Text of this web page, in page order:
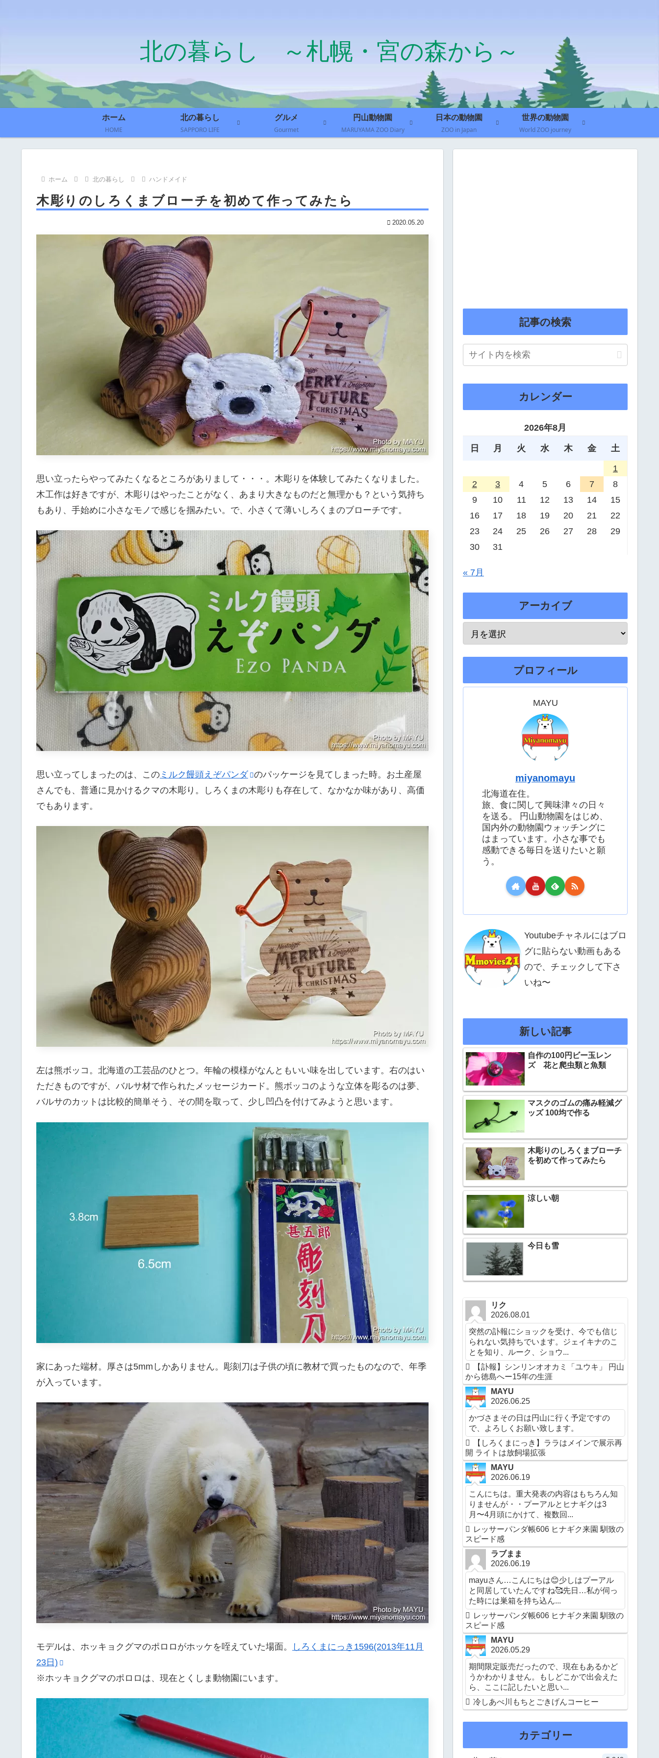
北の暮らし ～札幌・宮の森から～
ホーム
HOME
北の暮らし
SAPPORO LIFE
グルメ
Gourmet
円山動物園
MARUYAMA ZOO Diary
日本の動物園
ZOO in Japan
世界の動物園
World ZOO journey
ホーム 北の暮らし ハンドメイド
木彫りのしろくまブローチを初めて作ってみたら
2020.05.20
思い立ったらやってみたくなるところがありまして・・・。木彫りを体験してみたくなりました。
木工作は好きですが、木彫りはやったことがなく、あまり大きなものだと無理かも？という気持ち
もあり、手始めに小さなモノで感じを掴みたい。で、小さくて薄いしろくまのブローチです。
思い立ってしまったのは、この ミルク饅頭えぞパンダ のパッケージを見てしまった時。お土産屋
さんでも、普通に見かけるクマの木彫り。しろくまの木彫りも存在して、なかなか味があり、高価
でもあります。
左は熊ボッコ。北海道の工芸品のひとつ。年輪の模様がなんともいい味を出しています。右のはい
ただきものですが、バルサ材で作られたメッセージカード。熊ボッコのような立体を彫るのは夢、
バルサのカットは比較的簡単そう、その間を取って、少し凹凸を付けてみようと思います。
家にあった端材。厚さは5mmしかありません。彫刻刀は子供の頃に教材で買ったものなので、年季
が入っています。
モデルは、ホッキョクグマのポロロがホッケを咥えていた場面。
しろくまにっき1596(2013年11月
23日)
※ホッキョクグマのポロロは、現在とくしま動物園にいます。
記事の検索
カレンダー
2026年8月
日 月 火 水 木 金 土
1
2
3 4 5 6 7
8
9
10 11 12 13 14
15
16
17 18 19 20 21
22
23
24 25 26 27 28
29
30
31
« 7月
アーカイブ
プロフィール
MAYU
miyanomayu
北海道在住。
旅、食に関して興味津々の日々
を送る。 円山動物園をはじめ、
国内外の動物園ウォッチングに
はまっています。小さな事でも
感動できる毎日を送りたいと願
う。
Youtubeチャネルにはブロ
グに貼らない動画もある
ので、チェックして下さ
いね〜
新しい記事
自作の100円ビー玉レン
ズ 花と爬虫類と魚類
マスクのゴムの痛み軽減グ
ッズ 100均で作る
木彫りのしろくまブローチ
を初めて作ってみたら
涼しい朝
今日も雪
リク
2026.08.01
突然の訃報にショックを受け、今でも信じ
られない気持ちでいます。ジェイキナのこ
とを知り、ルーク、ショウ...
【訃報】シンリンオオカミ「ユウキ」 円山
から徳島へー15年の生涯
MAYU
2026.06.25
かづさまその日は円山に行く予定ですの
で、よろしくお願い致します。
【しろくまにっき】ララはメインで展示再
開 ライトは放飼場拡張
MAYU
2026.06.19
こんにちは。重大発表の内容はもちろん知
りませんが・・プーアルとヒナギクは3
月〜4月頭にかけて、複数回...
レッサーパンダ帳606 ヒナギク来園 馴致の
スピード感
ラブまま
2026.06.19
mayuさん…こんにちは😊少しはプーアル
と同居していたんですね🥰先日…私が伺っ
た時には巣箱を持ち込ん...
レッサーパンダ帳606 ヒナギク来園 馴致の
スピード感
MAYU
2026.05.29
期間限定販売だったので、現在もあるかど
うかわかりません。もしどこかで出会えた
ら、ここに記したいと思い...
冷しあべ川もちとごきげんコーヒー
カテゴリー